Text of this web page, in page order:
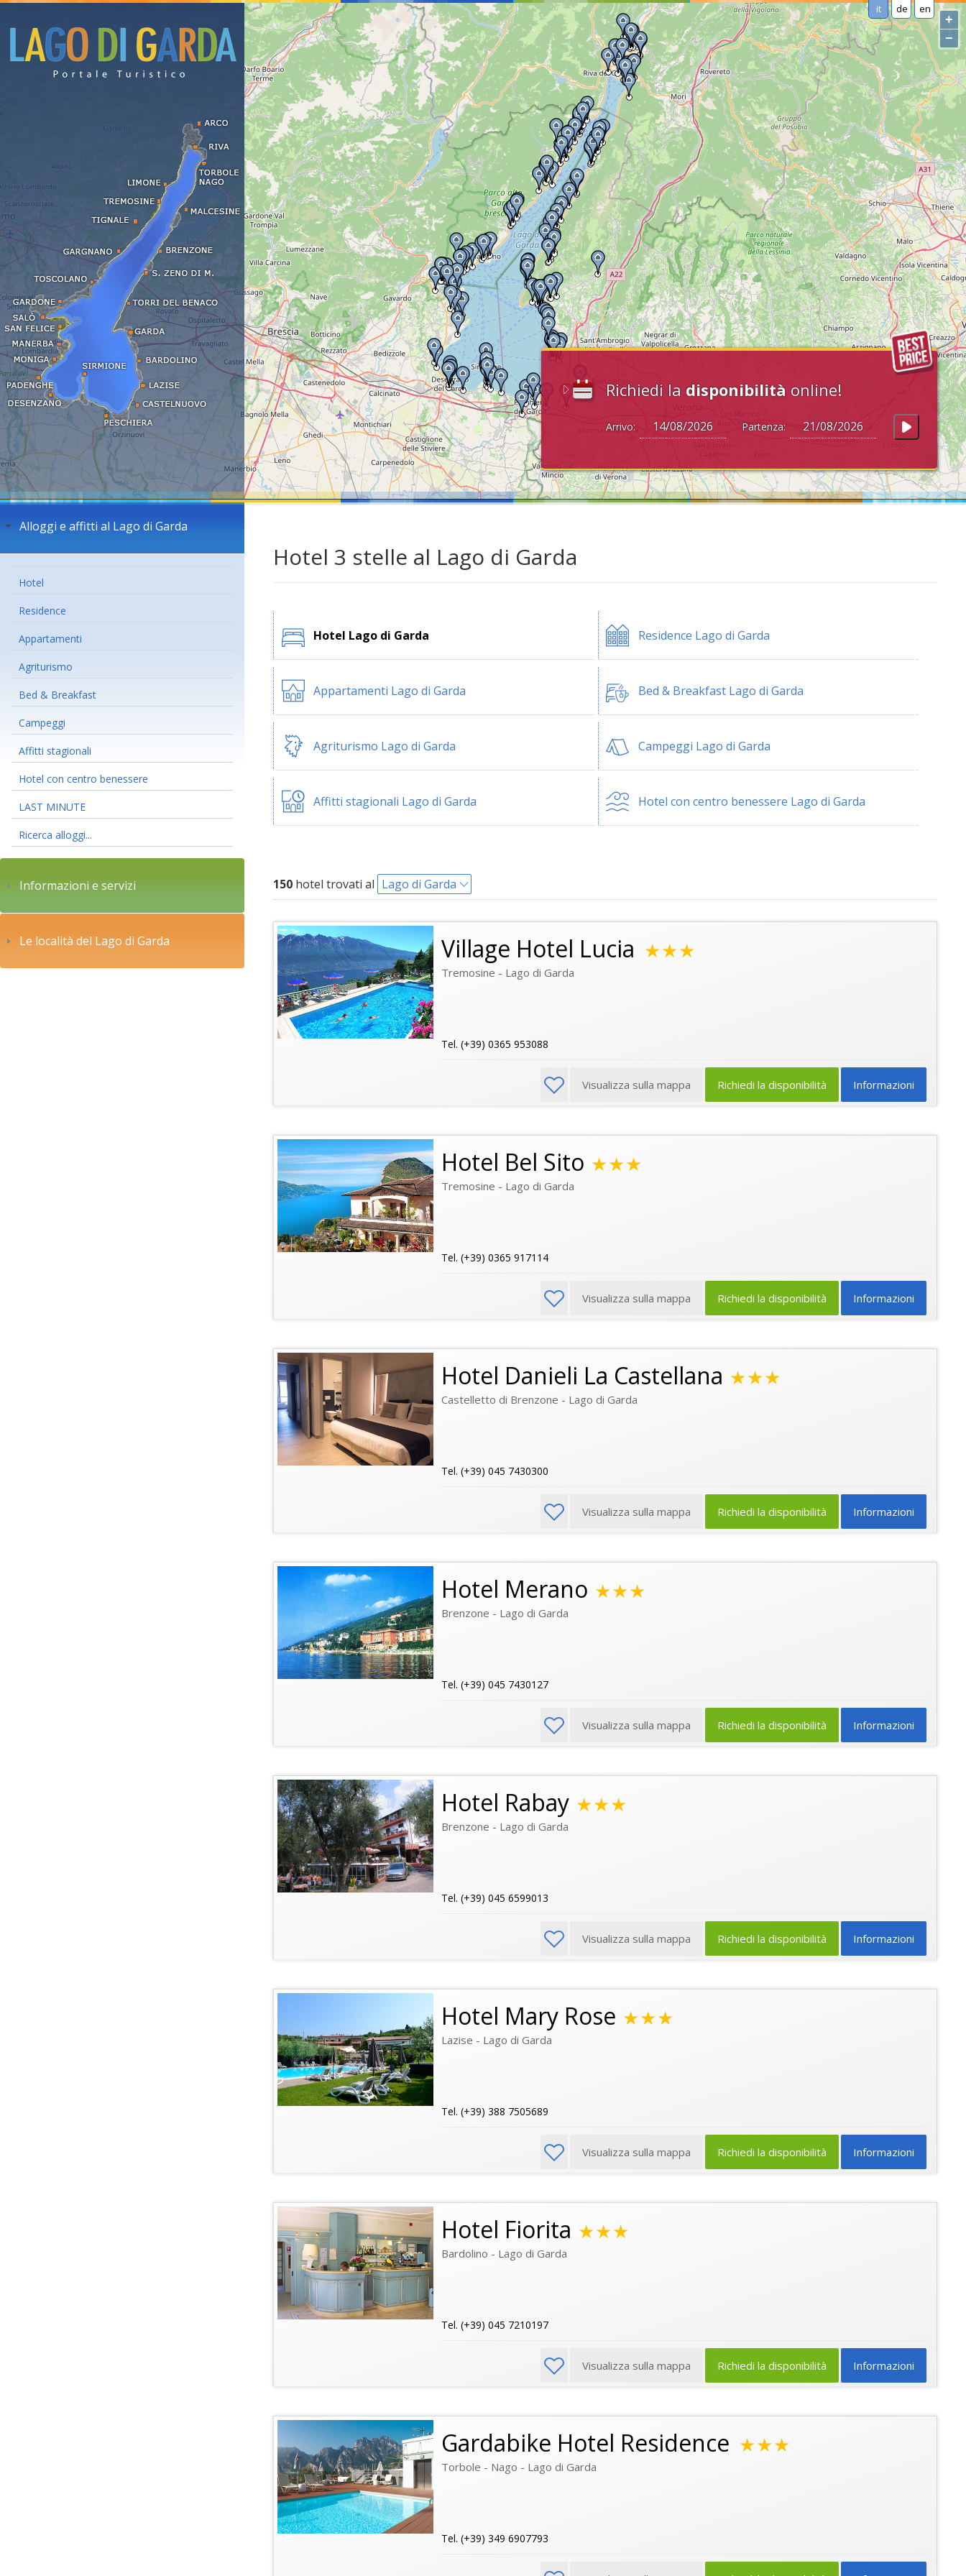
it de en
Richiedi la disponibilità online!
Arrivo: Partenza:
+
−
Alloggi e affitti al Lago di Garda
Hotel
Residence
Appartamenti
Agriturismo
Bed & Breakfast
Campeggi
Affitti stagionali
Hotel con centro benessere
LAST MINUTE
Ricerca alloggi...
Informazioni e servizi
Le località del Lago di Garda
Hotel 3 stelle al Lago di Garda
Hotel Lago di Garda Residence Lago di Garda
Appartamenti Lago di Garda Bed & Breakfast Lago di Garda
Agriturismo Lago di Garda Campeggi Lago di Garda
Affitti stagionali Lago di Garda Hotel con centro benessere Lago di Garda
150 hotel trovati al Lago di Garda
Village Hotel Lucia ★★★
Tremosine - Lago di Garda
Tel. (+39) 0365 953088
Informazioni
Richiedi la disponibilità
Visualizza sulla mappa
Hotel Bel Sito ★★★
Tremosine - Lago di Garda
Tel. (+39) 0365 917114
Informazioni
Richiedi la disponibilità
Visualizza sulla mappa
Hotel Danieli La Castellana ★★★
Castelletto di Brenzone - Lago di Garda
Tel. (+39) 045 7430300
Informazioni
Richiedi la disponibilità
Visualizza sulla mappa
Hotel Merano ★★★
Brenzone - Lago di Garda
Tel. (+39) 045 7430127
Informazioni
Richiedi la disponibilità
Visualizza sulla mappa
Hotel Rabay ★★★
Brenzone - Lago di Garda
Tel. (+39) 045 6599013
Informazioni
Richiedi la disponibilità
Visualizza sulla mappa
Hotel Mary Rose ★★★
Lazise - Lago di Garda
Tel. (+39) 388 7505689
Informazioni
Richiedi la disponibilità
Visualizza sulla mappa
Hotel Fiorita ★★★
Bardolino - Lago di Garda
Tel. (+39) 045 7210197
Informazioni
Richiedi la disponibilità
Visualizza sulla mappa
Gardabike Hotel Residence ★★★
Torbole - Nago - Lago di Garda
Tel. (+39) 349 6907793